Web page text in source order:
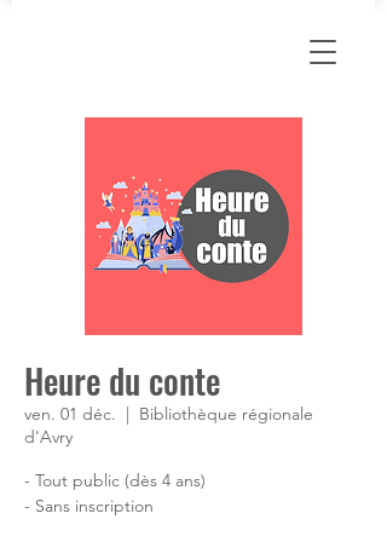
Heure du conte
ven. 01 déc.
  |
Bibliothèque régionale
d'Avry
- Tout public (dès 4 ans)
- Sans inscription